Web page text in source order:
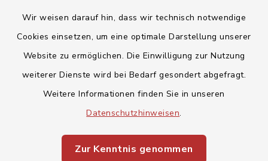
Wir weisen darauf hin, dass wir technisch notwendige
Cookies einsetzen, um eine optimale Darstellung unserer
Website zu ermöglichen. Die Einwilligung zur Nutzung
weiterer Dienste wird bei Bedarf gesondert abgefragt.
Weitere Informationen finden Sie in unseren
Datenschutzhinweisen.
Zur Kenntnis genommen
Barrierefreiheit
Datenschutz
Impressum
Sitemap
Cookie-Einstellungen